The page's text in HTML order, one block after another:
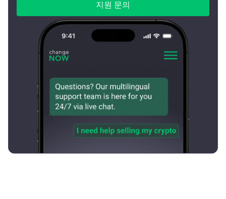
지원 문의